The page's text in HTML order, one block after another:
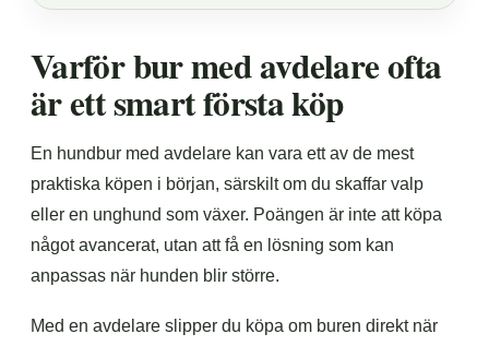
Varför bur med avdelare ofta
är ett smart första köp
En hundbur med avdelare kan vara ett av de mest
praktiska köpen i början, särskilt om du skaffar valp
eller en unghund som växer. Poängen är inte att köpa
något avancerat, utan att få en lösning som kan
anpassas när hunden blir större.
Med en avdelare slipper du köpa om buren direkt när